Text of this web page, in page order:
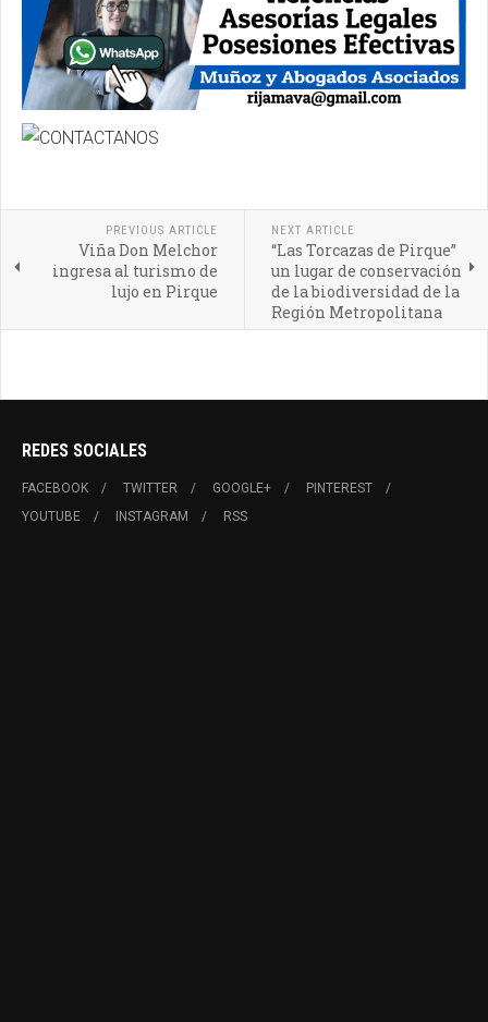
PREVIOUS ARTICLE
Viña Don Melchor
ingresa al turismo de
lujo en Pirque
NEXT ARTICLE
“Las Torcazas de Pirque”
un lugar de conservación
de la biodiversidad de la
Región Metropolitana
REDES SOCIALES
FACEBOOK TWITTER GOOGLE+
PINTEREST
YOUTUBE
INSTAGRAM RSS